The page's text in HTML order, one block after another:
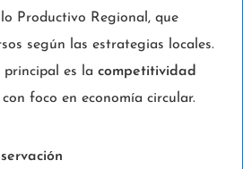
Productivo Regional, que
según las estrategias locales.
principal es la competitividad
con foco en economía circular.